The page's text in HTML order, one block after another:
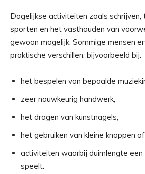
Dagelijkse activiteiten zoals schrijven,
sporten en het vasthouden van
gewoon mogelijk. Sommige mensen
praktische verschillen, bijvoorbeeld bij:
het bespelen van bepaalde
zeer nauwkeurig handwerk;
het dragen van kunstnagels;
het gebruiken van kleine knoppen
activiteiten waarbij duimlengte een
speelt.